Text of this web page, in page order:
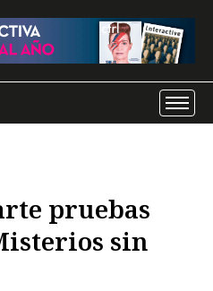
pruebas
sin